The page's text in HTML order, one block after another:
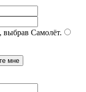
выбрав Самолёт.